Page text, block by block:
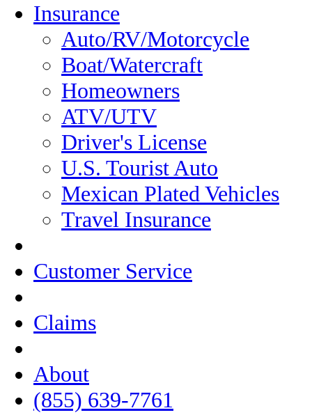
Insurance
Auto/RV/Motorcycle
Boat/Watercraft
Homeowners
ATV/UTV
Driver's License
U.S. Tourist Auto
Mexican Plated Vehicles
Travel Insurance
Customer Service
Claims
About
(855) 639-7761